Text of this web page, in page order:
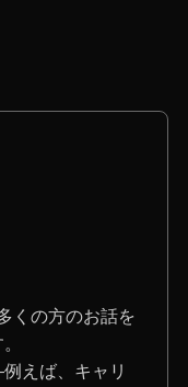
くの方のお話を
えば、キャリ